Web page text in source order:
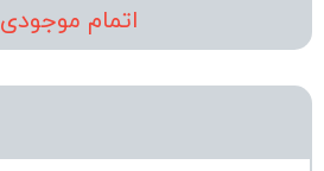
اتمام موجودی